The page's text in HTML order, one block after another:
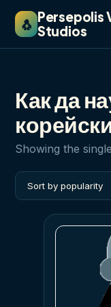
🐧 Persepolis
Studios
Как да
Showing the